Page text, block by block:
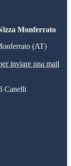
Monferrato
(AT)
inviare una mail
Canelli